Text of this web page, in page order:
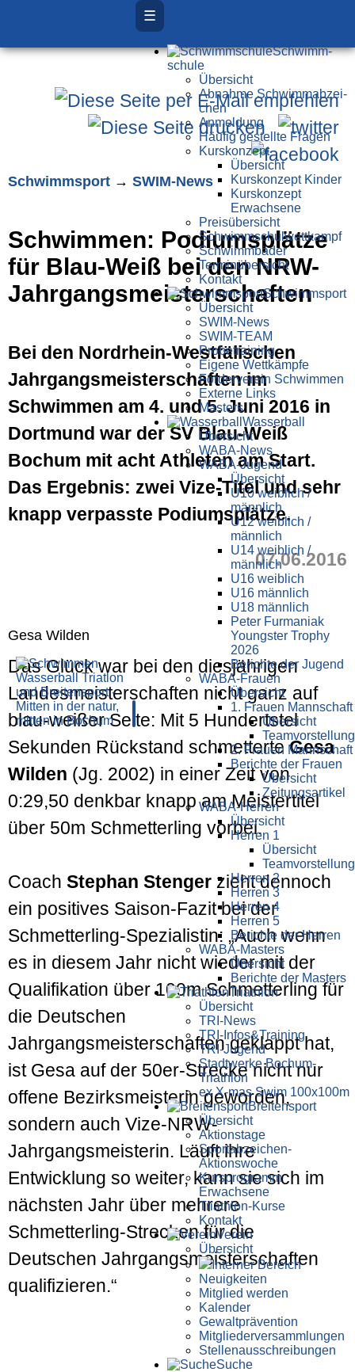
☰
Schwimm­
schule
Übersicht
Ab­nah­me Schwimm­ab­zei­
chen
Anmeldung
Häufig gestellte Fragen
Kurs­konzept
Übersicht
Kurskonzept Kinder
Kurskonzept
Erwachsene
Preis­über­sicht
Schwimm­schul­wett­kampf
Schwimm­bäder
Terminübersicht
Kontakt
Schwimm­sport
Übersicht
SWIM-News
SWIM-TEAM
Probe­training
Eigene Wettkämpfe
Förderverein Schwimmen
Externe Links
Masters
Wasser­ball
Übersicht
WABA-News
WABA-Jugend
Übersicht
U10 weiblich /
männlich
U12 weiblich /
männlich
U14 weiblich /
männlich
U16 weiblich
U16 männlich
U18 männlich
Peter Furmaniak
Youngster Trophy
2026
Berichte der Jugend
WABA-Frauen
Übersicht
1. Frauen Mannschaft
Übersicht
Teamvorstellung
2. Frauen Mannschaft
Berichte der Frauen
Übersicht
Zeitungsartikel
WABA-Herren
Übersicht
Herren 1
Übersicht
Teamvorstellung
Herren 2
Herren 3
Herren 4
Herren 5
Berichte der Herren
WABA-Masters
Übersicht
Berichte der Masters
Triathlon
Übersicht
TRI-News
TRI-Infos&Training
TRI-Jugend
Stadtwerke Bochum-
Triathlon
ex X-mas Swim 100x100m
Breiten­sport
Übersicht
Aktionstage
Sportabzeichen-
Aktionswoche
Kursprogramm
Erwachsene
Triathlon-Kurse
Kontakt
Verein
Übersicht
Interner Bereich
Neuigkeiten
Mitglied werden
Kalender
Gewaltprävention
Mitglieder­versammlungen
Stellen­aus­schrei­bungen
Suche
Schwimm­sport → SWIM-News
Schwimmen: Podiumsplätze
für Blau-Weiß bei den NRW-
Jahrgangsmeisterschaften
Bei den Nordrhein-Westfälischen
Jahrgangsmeisterschaften im
Schwimmen am 4. und 5. Juni 2016 in
Dortmund war der SV Blau-Weiß
Bochum mit acht Athleten am Start.
Das Ergebnis: zwei Vize-Titel und sehr
knapp verpasste Podiumsplätze.
07.06.2016
Gesa Wilden
Das Glück war bei den diesjährigen
Landesmeisterschaften nicht ganz auf
blau-weißer Seite: Mit 5 Hundertstel
Sekunden Rückstand schmetterteGesa
Wilden (Jg. 2002) in einer Zeit von
0:29,50 denkbar knapp am Meistertitel
über 50m Schmetterling vorbei.
Coach Stephan Stenger zieht dennoch
ein positives Saison-Fazit bei der
Schmetterling-Spezialistin: „Auch wenn
es in diesem Jahr nicht wieder mit der
Qualifikation über 100m Schmetterling für
die Deutschen
Jahrgangsmeisterschaften geklappt hat,
ist Gesa auf der 50er-Strecke nicht nur
offene Bezirksmeisterin geworden,
sondern auch Vize-NRW-
Jahrgangsmeisterin. Läuft ihre
Entwicklung so weiter, kann sie sich im
nächsten Jahr über mehrere
Schmetterling-Strecken für die
Deutschen Jahrgangsmeisterschaften
qualifizieren.“